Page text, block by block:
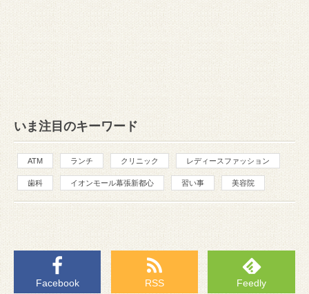
いま注目のキーワード
ATM ランチ クリニック レディースファッション
歯科 イオンモール幕張新都心 習い事 美容院
Facebook RSS Feedly